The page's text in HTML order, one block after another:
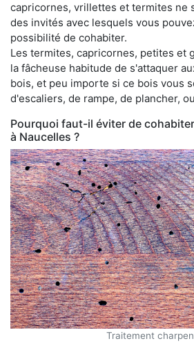
capricornes, vrillettes et termites ne
des invités avec lesquels vous
possibilité de cohabiter.
Les termites, capricornes, petites et
la fâcheuse habitude de s'attaquer
bois, et peu importe si ce bois vous
d'escaliers, de rampe, de plancher,
Pourquoi faut-il éviter de
à Naucelles ?
Traitement